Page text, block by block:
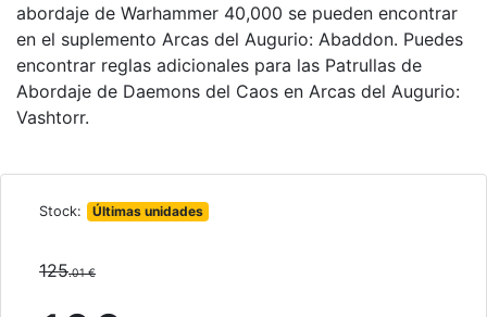
abordaje de Warhammer 40,000 se pueden encontrar
en el suplemento Arcas del Augurio: Abaddon. Puedes
encontrar reglas adicionales para las Patrullas de
Abordaje de Daemons del Caos en Arcas del Augurio:
Vashtorr.
Stock: Últimas unidades
125.01 €